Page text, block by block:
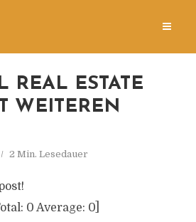
REAL ESTATE
WEITEREN
2 Min. Lesedauer
0 Average: 0]